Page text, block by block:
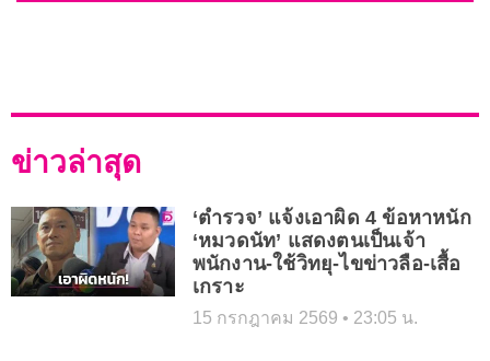
ข่าวล่าสุด
‘ตำรวจ’ แจ้งเอาผิด 4 ข้อหาหนัก
‘หมวดนัท’ แสดงตนเป็นเจ้า
พนักงาน-ใช้วิทยุ-ไขข่าวลือ-เสื้อ
เกราะ
15 กรกฎาคม 2569 23:05 น.